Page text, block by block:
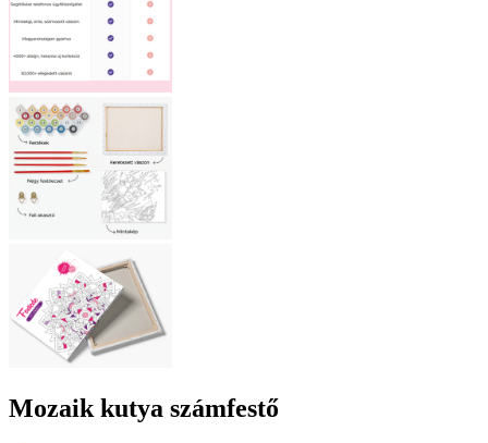
Mozaik kutya számfestő